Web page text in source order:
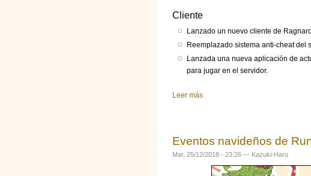
Cliente
Lanzado un nuevo cliente de
Reemplazado sistema anti-cheat del
Lanzada una nueva aplicación de
para jugar en el servidor.
Leer más
Eventos navideños de
Mar, 25/12/2018 - 23:26 — Kazuki-Haru